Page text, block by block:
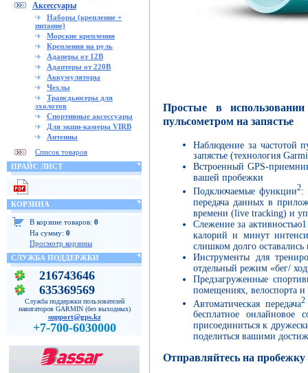
Аксессуары
Наборы (крепление +
питание)
Морские крепления
Крепления на руль
Адаперы от 12В
Адаптеры от 220В
Аккумуляторы
Чехлы
Трансдьюсеры для
эхолотов
Спортивные аксессуары
Для экшн-камеры VIRB
Антенны
Список товаров
ПРАЙС ЛИСТ
КОРЗИНА
В корзине товаров: 0
На сумму: 0
Просмотр корзины
СЛУЖБА ПОДДЕРЖКИ
216743646
635369569
Служба поддержки пользователей
навигаторов GARMIN (без выходных)
support@gps.kz
+7-700-6030000
Простые в
пульсометром на запястье
Наблюдение за частотой
запястье (технология
Встроенный GPS-
вашей пробежки
Подключаемые функции2:
передача данных в
времени (live tracking) и
Слежение за
калорий и минут
слишком долго
Инструменты для
отдельный режим «бег/
Предзагруженные
помещениях, велоспорта и
Автоматическая передача2
бесплатное
присоединиться к
поделиться вашими
Отправляйтесь на пробежку